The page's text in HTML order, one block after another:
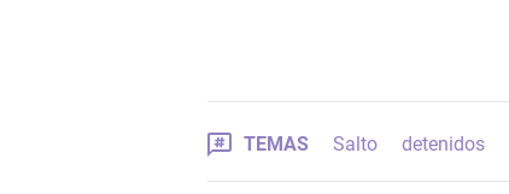
TEMAS Salto detenidos